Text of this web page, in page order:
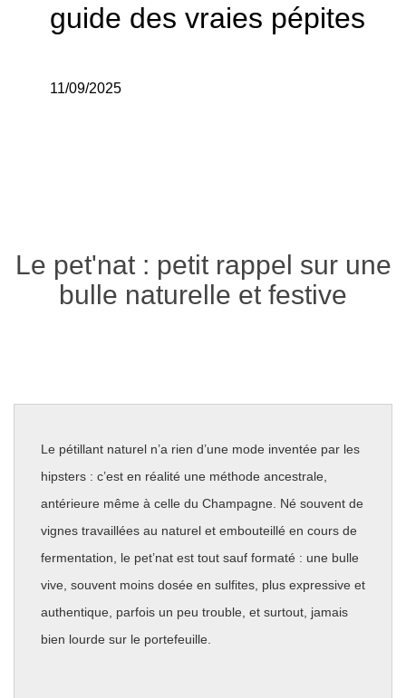
guide des vraies pépites
11/09/2025
Le pet'nat : petit rappel sur une
bulle naturelle et festive
Le pétillant naturel n’a rien d’une mode inventée par les
hipsters : c’est en réalité une méthode ancestrale,
antérieure même à celle du Champagne. Né souvent de
vignes travaillées au naturel et embouteillé en cours de
fermentation, le pet’nat est tout sauf formaté : une bulle
vive, souvent moins dosée en sulfites, plus expressive et
authentique, parfois un peu trouble, et surtout, jamais
bien lourde sur le portefeuille.